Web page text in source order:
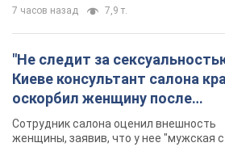
7 часов назад 7,9 т.
"Не следит за
Киеве консультант салона
оскорбил женщину после
химиотерапии, разгорелся
Фото
Сотрудник салона оценил внешность
женщины, заявив, что у нее "мужская